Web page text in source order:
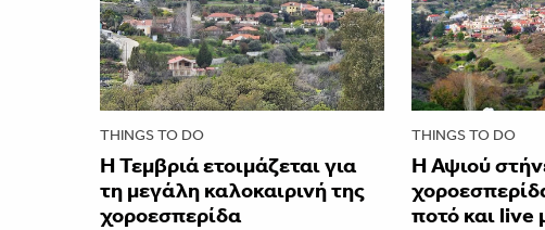
THINGS TO DO
Η Τεμβριά ετοιμάζεται για
τη μεγάλη καλοκαιρινή της
χοροεσπερίδα
THINGS TO DO
Η Αψιού
ποτό και live